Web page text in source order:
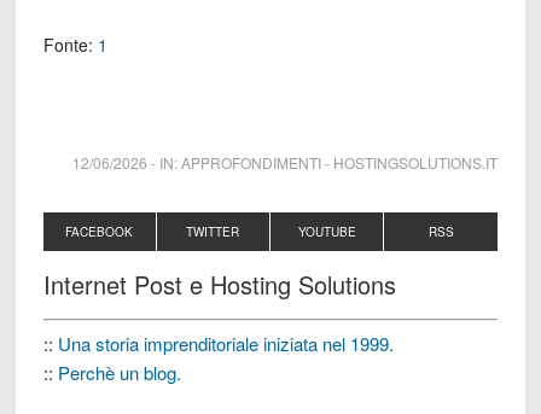
Fonte: 1
12/06/2026 - IN:APPROFONDIMENTI- HOSTINGSOLUTIONS.IT
FACEBOOK TWITTER YOUTUBE RSS
Internet Post e Hosting Solutions
:: Una storia imprenditoriale iniziata nel 1999.
:: Perchè un blog.